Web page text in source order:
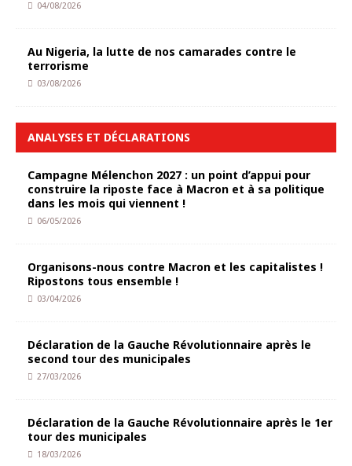
04/08/2026
Au Nigeria, la lutte de nos camarades contre le
terrorisme
03/08/2026
ANALYSES ET DÉCLARATIONS
Campagne Mélenchon 2027 : un point d’appui pour
construire la riposte face à Macron et à sa politique
dans les mois qui viennent !
06/05/2026
Organisons-nous contre Macron et les capitalistes !
Ripostons tous ensemble !
03/04/2026
Déclaration de la Gauche Révolutionnaire après le
second tour des municipales
27/03/2026
Déclaration de la Gauche Révolutionnaire après le 1er
tour des municipales
18/03/2026